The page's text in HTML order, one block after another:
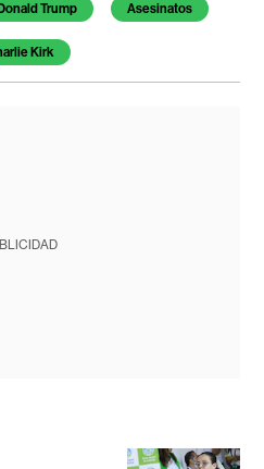
Donald Trump Asesinatos
Kirk